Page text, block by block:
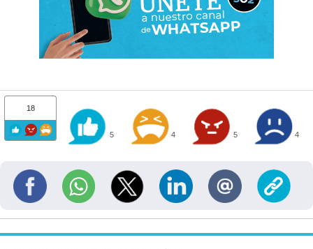
18
5 4 5 4